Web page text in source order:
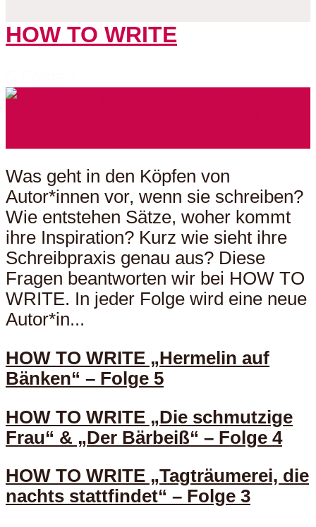
HOW TO WRITE
Was geht in den Köpfen von
Autor*innen vor, wenn sie schreiben?
Wie entstehen Sätze, woher kommt
ihre Inspiration? Kurz wie sieht ihre
Schreibpraxis genau aus? Diese
Fragen beantworten wir bei HOW TO
WRITE. In jeder Folge wird eine neue
Autor*in...
HOW TO WRITE „Hermelin auf
Bänken“ – Folge 5
HOW TO WRITE „Die schmutzige
Frau“ & „Der Bärbeiß“ – Folge 4
HOW TO WRITE „Tagträumerei, die
nachts stattfindet“ – Folge 3